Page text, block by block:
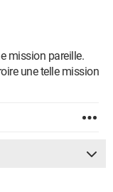
mission pareille.
une telle mission